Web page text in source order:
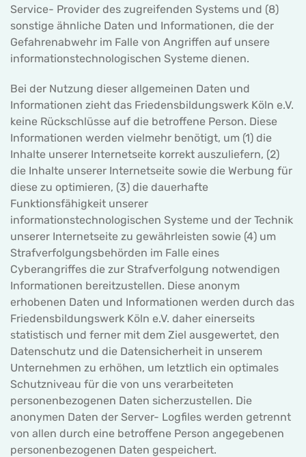
Service- Provider des zugreifenden Systems und (8)
sonstige ähnliche Daten und Informationen, die der
Gefahrenabwehr im Falle von Angriffen auf unsere
informationstechnologischen Systeme dienen.
Bei der Nutzung dieser allgemeinen Daten und
Informationen zieht das Friedensbildungswerk Köln e.V.
keine Rückschlüsse auf die betroffene Person. Diese
Informationen werden vielmehr benötigt, um (1) die
Inhalte unserer Internetseite korrekt auszuliefern, (2)
die Inhalte unserer Internetseite sowie die Werbung für
diese zu optimieren, (3) die dauerhafte
Funktionsfähigkeit unserer
informationstechnologischen Systeme und der Technik
unserer Internetseite zu gewährleisten sowie (4) um
Strafverfolgungsbehörden im Falle eines
Cyberangriffes die zur Strafverfolgung notwendigen
Informationen bereitzustellen. Diese anonym
erhobenen Daten und Informationen werden durch das
Friedensbildungswerk Köln e.V. daher einerseits
statistisch und ferner mit dem Ziel ausgewertet, den
Datenschutz und die Datensicherheit in unserem
Unternehmen zu erhöhen, um letztlich ein optimales
Schutzniveau für die von uns verarbeiteten
personenbezogenen Daten sicherzustellen. Die
anonymen Daten der Server- Logfiles werden getrennt
von allen durch eine betroffene Person angegebenen
personenbezogenen Daten gespeichert.